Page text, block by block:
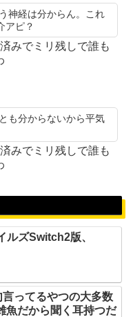
神経は分からん。これ
アピ？
みでミリ残しで誰も
も分からないから平気
みでミリ残しで誰も
ルズSwitch2版、
言ってるやつの大多数
魚だから聞く耳持つだ